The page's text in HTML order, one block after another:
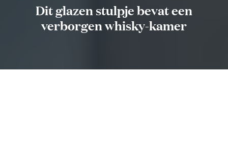
Dit glazen stulpje bevat een
verborgen whisky-kamer